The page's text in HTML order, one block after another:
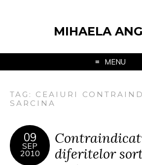
MIHAELA
MENU
TAG: CEAIURI
SARCINA
09
SEP
2010
diferitelor